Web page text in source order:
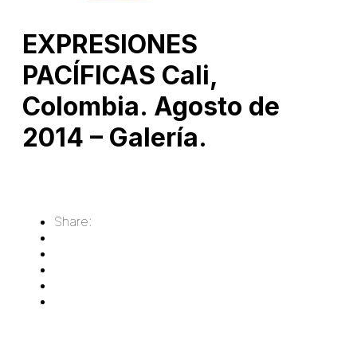
EXPRESIONES
PACÍFICAS Cali,
Colombia. Agosto de
2014 – Galería.
Share: